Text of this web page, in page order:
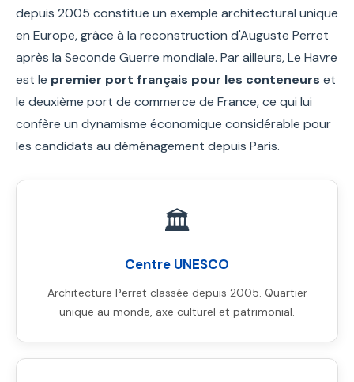
depuis 2005 constitue un exemple architectural unique
en Europe, grâce à la reconstruction d'Auguste Perret
après la Seconde Guerre mondiale. Par ailleurs, Le Havre
est le premier port français pour les conteneurs et
le deuxième port de commerce de France, ce qui lui
confère un dynamisme économique considérable pour
les candidats au déménagement depuis Paris.
🏛️
Centre UNESCO
Architecture Perret classée depuis 2005. Quartier
unique au monde, axe culturel et patrimonial.